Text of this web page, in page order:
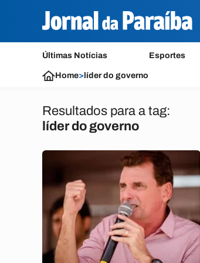
Últimas Notícias Esportes
Home> líder do governo
Resultados para a tag:
líder do governo